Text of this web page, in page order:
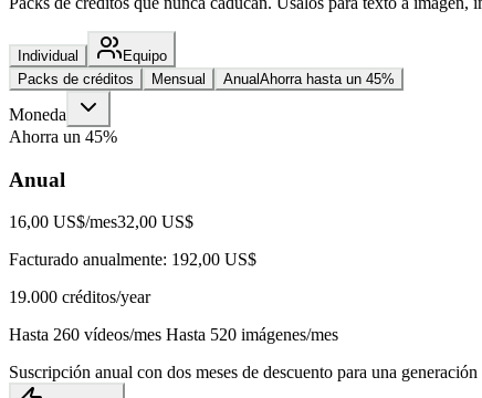
Individual
Equipo
Packs de créditos
Mensual Anual Ahorra hasta un 45%
Moneda
Ahorra un 45%
Anual
16,00 US$/mes32,00 US$
Facturado anualmente: 192,00 US$
19.000 créditos/year
Hasta 260 vídeos/mes Hasta 520 imágenes/mes
Suscripción anual con dos meses de descuento para una